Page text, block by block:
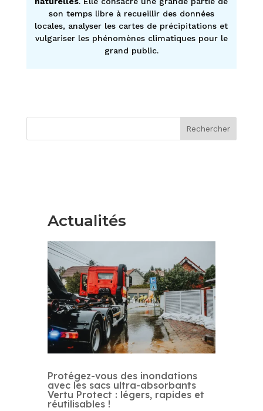
son temps libre à recueillir des données
locales, analyser les cartes de précipitations et
vulgariser les phénomènes climatiques pour le
grand public.
Rechercher
Actualités
Protégez-vous des inondations
avec les sacs ultra-absorbants
Vertu Protect : légers, rapides et
réutilisables !